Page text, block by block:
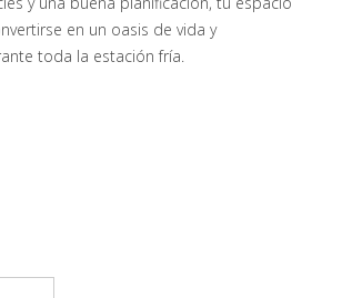
en un oasis de vida y
toda la estación fría.